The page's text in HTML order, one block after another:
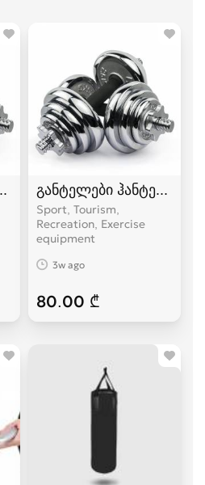
განტელები ჰანტელები
Sport, Tourism,
Recreation, Exercise
equipment
3w ago
80.00 ₾